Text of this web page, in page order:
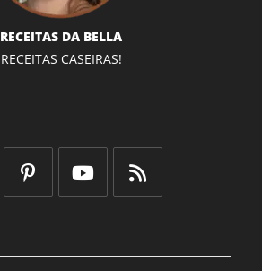
RECEITAS DA BELLA
RECEITAS CASEIRAS!
uma
uma
uma